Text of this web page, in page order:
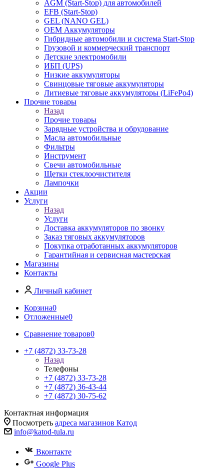
AGM (Start-Stop) для автомобилей
EFB (Start-Stop)
GEL (NANO GEL)
OEM Аккумуляторы
Гибридные автомобили и система Start-Stop
Грузовой и коммерческий транспорт
Детские электромобили
ИБП (UPS)
Низкие аккумуляторы
Свинцовые тяговые аккумуляторы
Литиевые тяговые аккумуляторы (LiFePo4)
Прочие товары
Назад
Прочие товары
Зарядные устройства и обрудование
Масла автомобильные
Фильтры
Инструмент
Свечи автомобильные
Щетки стеклоочистителя
Лампочки
Акции
Услуги
Назад
Услуги
Доставка аккумуляторов по звонку
Заказ тяговых аккумуляторов
Покупка отработанных аккумуляторов
Гарантийная и сервисная мастерская
Магазины
Контакты
Личный кабинет
Корзина0
Отложенные0
Сравнение товаров0
+7 (4872) 33-73-28
Назад
Телефоны
+7 (4872) 33-73-28
+7 (4872) 36-43-44
+7 (4872) 30-75-62
Контактная информация
Посмотреть адреса магазинов Катод
info@katod-tula.ru
Вконтакте
Google Plus